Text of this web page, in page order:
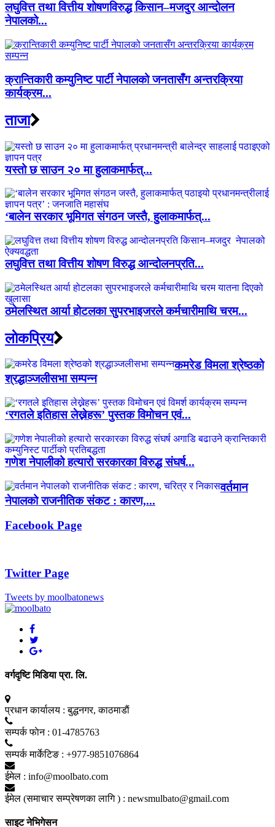
लघुवित्त तथा वित्तीय शोषणविरुद्ध किसान–मजदुर आन्दोलन
नेपालको...
क्रान्तिकारी कम्युनिष्ट पार्टी नेपालको जनतासँग अन्तरक्रिया
कार्यक्रम...
ताजा
यस्तो छ साउन २० मा हुलाकमार्फत्...
‘बालेन सरकार भूमिगत संगठन जस्तै, हुलाकमार्फत्...
लघुवित्त तथा वित्तीय शोषण विरुद्ध आन्दोलनप्रति...
ठमेलस्थित आर्या होटलका सुपरभाइजरले कर्मचारीमाथि चरम...
लाेकप्रिय
कमरेड विमला श्रेष्ठको
श्रद्धाञ्जलीसभा सम्पन्न
‘रगतले इतिहास लेख्नेहरू’ पुस्तक विमोचन एवं...
गणेश नेपालीको हत्यारो सरकारका विरुद्ध संघर्ष...
वर्तमान
नेपालको राजनीतिक संकट : कारण,...
Facebook Page
Twitter Page
Tweets by moolbatonews
वर्गदृष्टि मिडिया प्रा. लि.
प्रधान कार्यालय : बुद्धनगर, काठमाडाैं
सम्पर्क फाेन : 01-4785763
सम्पर्क मार्केटिङ : +977-9851076864
ईमेल : info@moolbato.com
ईमेल (समाचार सम्प्रेषणका लागि ) : newsmulbato@gmail.com
साइट नेभिगेसन